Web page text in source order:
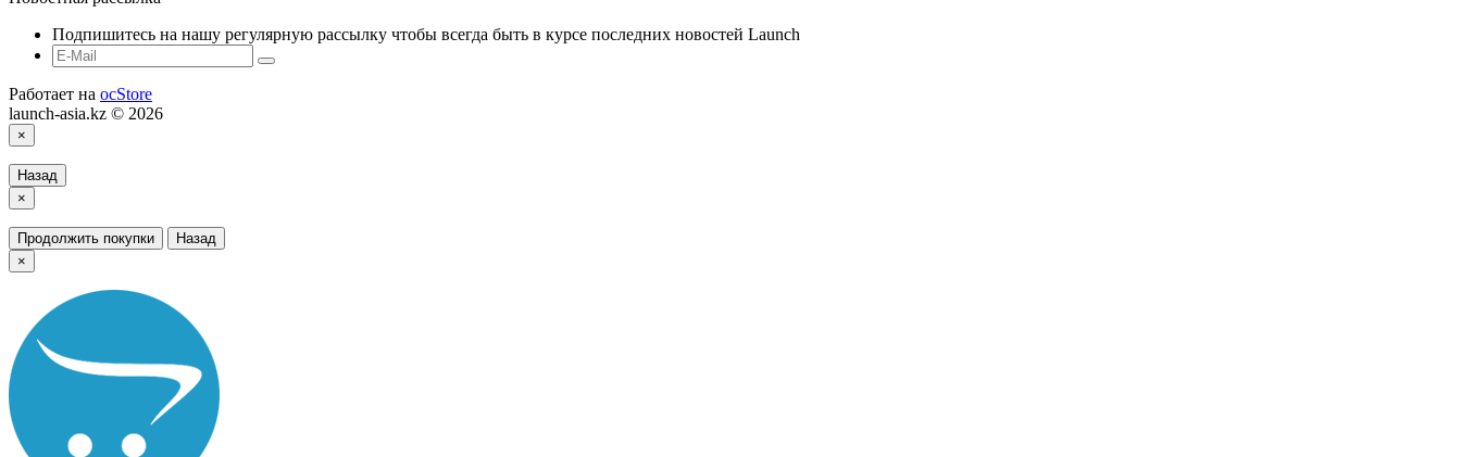
Подпишитесь на нашу регулярную рассылку чтобы всегда быть в курсе последних новостей Launch
Работает на ocStore
launch-asia.kz © 2026
×
Назад
×
Продолжить покупки
Назад
×